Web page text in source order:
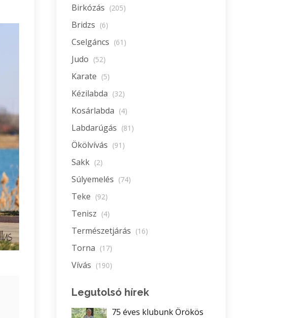
Birkózás (205)
Bridzs (6)
Cselgáncs (61)
Judo (52)
Karate (5)
Kézilabda (32)
Kosárlabda (4)
Labdarúgás (81)
Ökölvívás (91)
Sakk (2)
Súlyemelés (74)
Teke (92)
Tenisz (4)
Természetjárás (16)
Torna (17)
Vívás (190)
Legutolsó hírek
75 éves klubunk Örökös